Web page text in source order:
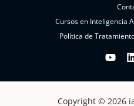
Cursos en Inteligencia
Política de
Copyright © 2026